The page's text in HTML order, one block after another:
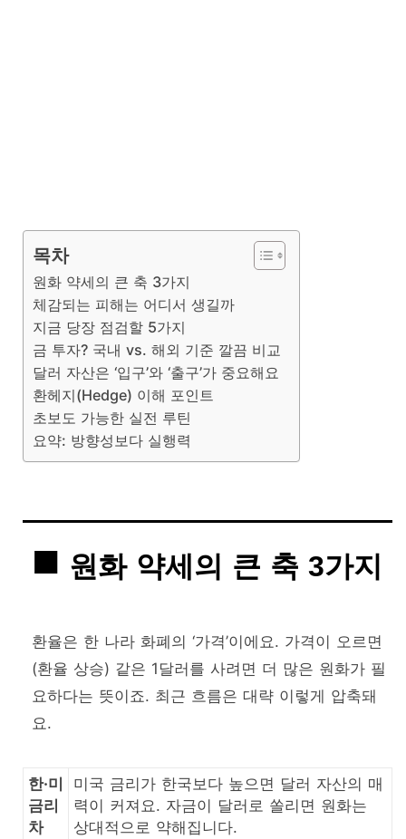
목차
원화 약세의 큰 축 3가지
체감되는 피해는 어디서 생길까
지금 당장 점검할 5가지
금 투자? 국내 vs. 해외 기준 깔끔 비교
달러 자산은 ‘입구’와 ‘출구’가 중요해요
환헤지(Hedge) 이해 포인트
초보도 가능한 실전 루틴
요약: 방향성보다 실행력
원화 약세의 큰 축 3가지
환율은 한 나라 화폐의 ‘가격’이에요. 가격이 오르면
(환율 상승) 같은 1달러를 사려면 더 많은 원화가 필
요하다는 뜻이죠. 최근 흐름은 대략 이렇게 압축돼
요.
한·미
금리
차
미국 금리가 한국보다 높으면 달러 자산의 매
력이 커져요. 자금이 달러로 쏠리면 원화는
상대적으로 약해집니다.